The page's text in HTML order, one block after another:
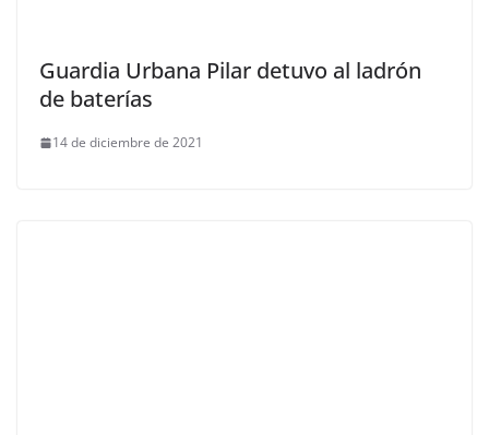
Guardia Urbana Pilar detuvo al ladrón
de baterías
14 de diciembre de 2021